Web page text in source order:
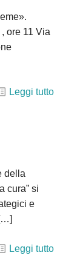
ore 11 Via
Leggi tutto
della
cura” si
e
Leggi tutto